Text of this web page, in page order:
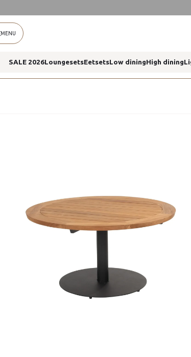
MENU
SALE 2026LoungesetsEetsetsLow diningHigh dining
Saba eettafel antraciet 130 cm taste 4so